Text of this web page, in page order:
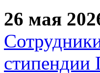
26 мая
стипендии